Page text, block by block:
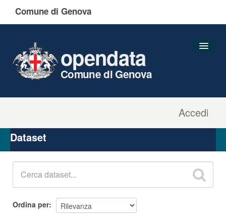
Comune di Genova
Accedi
opendata
Comune di Genova
Organizzazioni
Gruppi
Dataset
Ordina per